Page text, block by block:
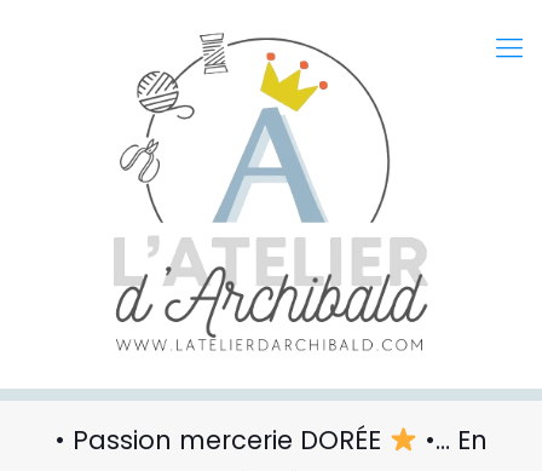
• Passion mercerie DORÉE
•… En